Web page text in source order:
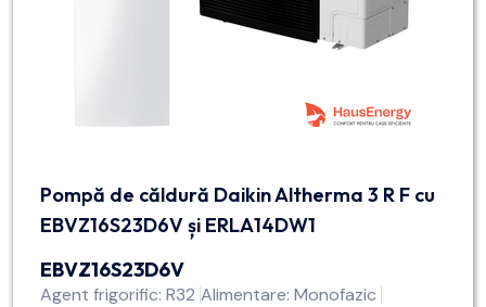
Pompă de căldură Daikin Altherma 3 R F cu
EBVZ16S23D6V și ERLA14DW1
EBVZ16S23D6V
Agent frigorific: R32 Alimentare: Monofazic